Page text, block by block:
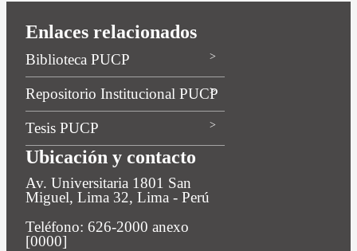
Enlaces relacionados
Biblioteca PUCP
Repositorio Institucional PUCP
Tesis PUCP
Ubicación y contacto
Av. Universitaria 1801 San
Miguel, Lima 32, Lima - Perú
Teléfono: 626-2000 anexo
[0000]